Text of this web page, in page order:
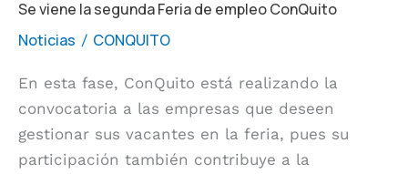
Se viene la segunda Feria de empleo ConQuito
Noticias / CONQUITO
En esta fase, ConQuito está realizando la
convocatoria a las empresas que deseen
gestionar sus vacantes en la feria, pues su
participación también contribuye a la